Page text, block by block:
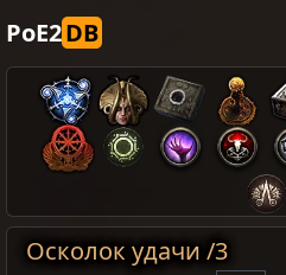
PoE2DB
Осколок удачи /3